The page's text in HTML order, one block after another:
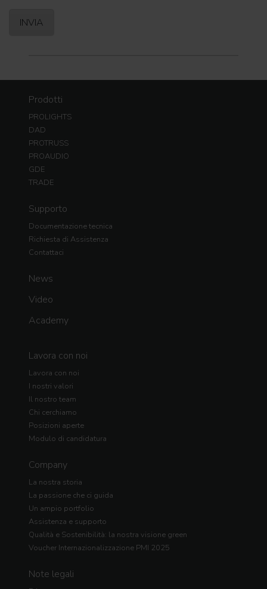
Prodotti
PROLIGHTS
DAD
PROTRUSS
PROAUDIO
GDE
TRADE
Supporto
Documentazione tecnica
Richiesta di Assistenza
Contattaci
News
Video
Academy
Lavora con noi
Lavora con noi
I nostri valori
Il nostro team
Chi cerchiamo
Posizioni aperte
Modulo di candidatura
Company
La nostra storia
La passione che ci guida
Un ampio portfolio
Assistenza e supporto
Qualità e Sostenibilità: la nostra visione green
Voucher Internazionalizzazione PMI 2025
Note legali